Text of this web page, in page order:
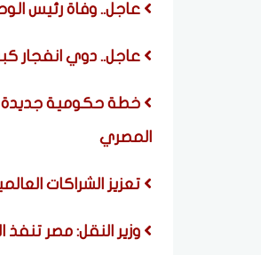
عاجل.. وفاة رئيس
عاجل.. دوي انفجار
خطة حكومية جديدة
المصري
تعزيز الشراكات
وزير النقل: مصر